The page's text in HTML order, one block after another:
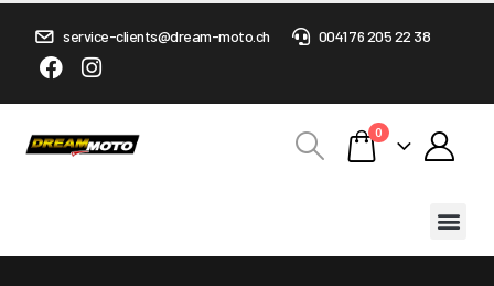
service-clients@dream-moto.ch 0041 76 205 22 38
0